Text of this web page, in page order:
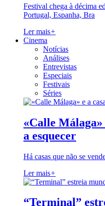
Festival chega à décima
Portugal, Espanha, Bra
Ler mais+
Cinema
Notícias
Análises
Entrevistas
Especiais
Festivais
Séries
«Calle Málaga»
a esquecer
Há casas que não se
Ler mais+
“Terminal”